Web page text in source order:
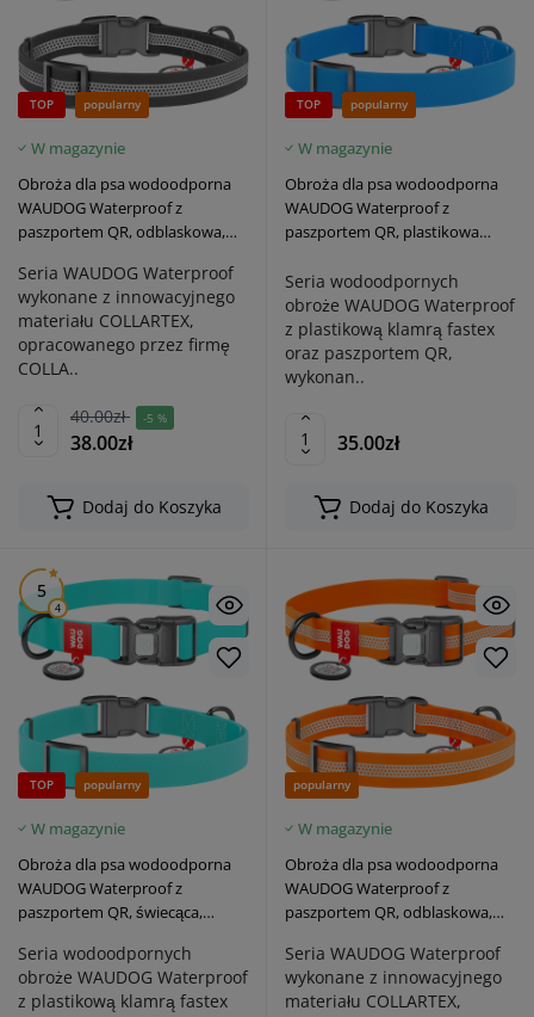
TOP popularny
W magazynie
Obroża dla psa wodoodporna
WAUDOG Waterproof z
paszportem QR, odblaskowa,
Seria WAUDOG Waterproof
wykonane z innowacyjnego
materiału COLLARTEX,
opracowanego przez firmę
COLLA..
40.00zł -5 %
38.00zł
Dodaj do Koszyka
TOP popularny
W magazynie
Obroża dla psa wodoodporna
WAUDOG Waterproof z
paszportem QR, plastikowa
Seria wodoodpornych
obroże WAUDOG Waterproof
z plastikową klamrą fastex
oraz paszportem QR,
wykonan..
35.00zł
Dodaj do Koszyka
5
4
TOP popularny
W magazynie
Obroża dla psa wodoodporna
WAUDOG Waterproof z
paszportem QR, świecąca,
miętowa
Seria wodoodpornych
obroże WAUDOG Waterproof
z plastikową klamrą fastex
popularny
W magazynie
Obroża dla psa wodoodporna
WAUDOG Waterproof z
paszportem QR, odblaskowa,
pomarańczowa
Seria WAUDOG Waterproof
wykonane z innowacyjnego
materiału COLLARTEX,